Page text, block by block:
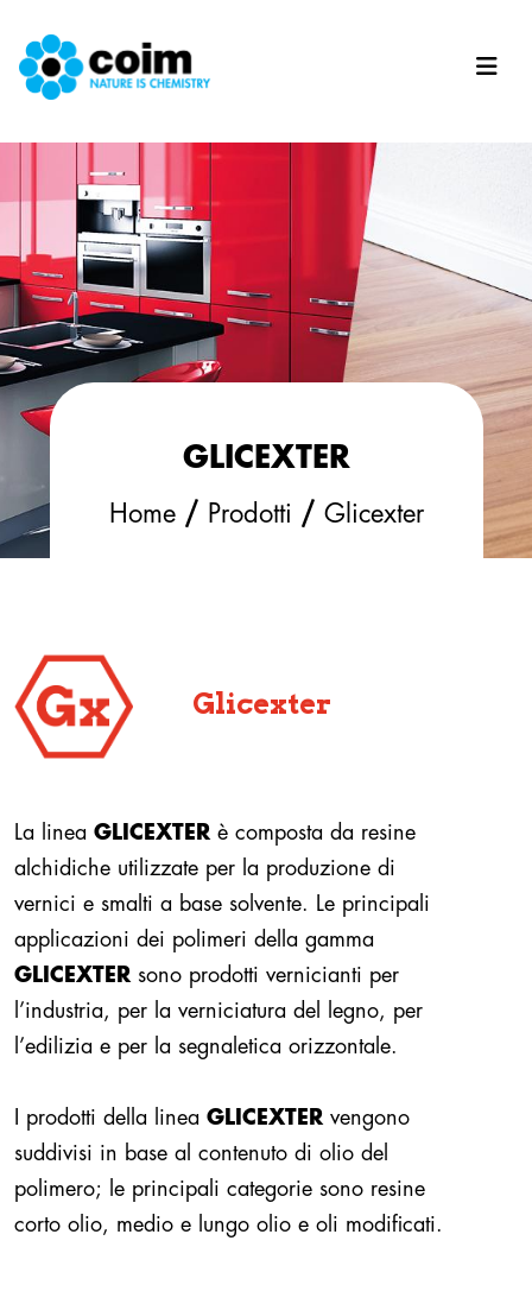
Salta al contenuto principale
GLICEXTER
Home/ Prodotti / Glicexter
Glicexter
La linea GLICEXTER è composta da resine
alchidiche utilizzate per la produzione di
vernici e smalti a base solvente. Le principali
applicazioni dei polimeri della gamma
GLICEXTER sono prodotti vernicianti per
l’industria, per la verniciatura del legno, per
l’edilizia e per la segnaletica orizzontale.
I prodotti della linea GLICEXTER vengono
suddivisi in base al contenuto di olio del
polimero; le principali categorie sono resine
corto olio, medio e lungo olio e oli modificati.